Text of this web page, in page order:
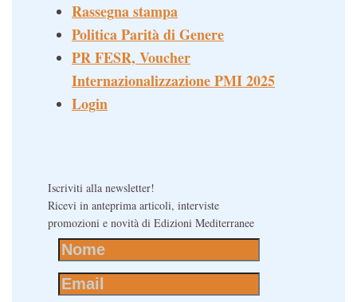
Rassegna stampa
Politica Parità di Genere
PR FESR, Voucher
Internazionalizzazione PMI 2025
Login
Iscriviti alla newsletter!
Ricevi in anteprima articoli, interviste
promozioni e novità di Edizioni Mediterranee